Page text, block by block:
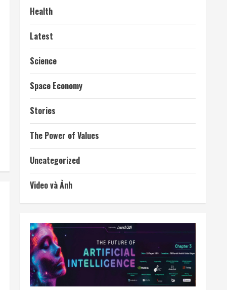
Health
Latest
Science
Space Economy
Stories
The Power of Values
Uncategorized
Video và Ảnh